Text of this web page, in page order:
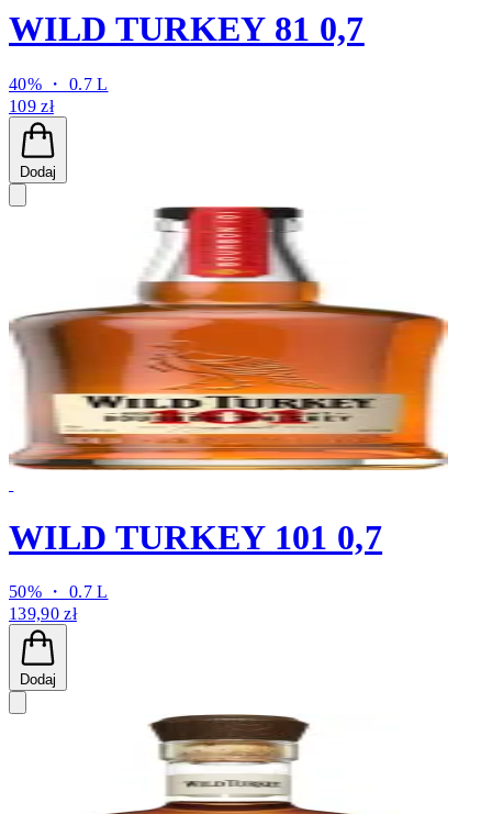
WILD TURKEY 81 0,7
40% ・ 0.7 L
109 zł
Dodaj
WILD TURKEY 101 0,7
50% ・ 0.7 L
139,90 zł
Dodaj